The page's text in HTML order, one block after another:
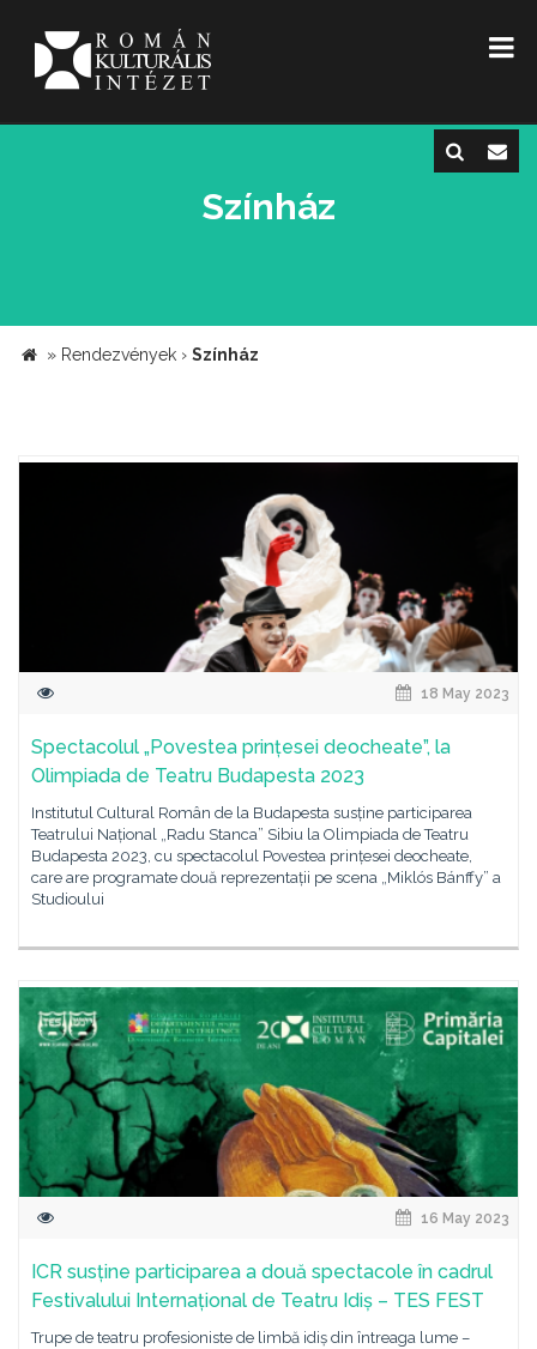
Színház
» Rendezvények › Színház
18 May 2023
Spectacolul „Povestea prințesei deocheate”, la
Olimpiada de Teatru Budapesta 2023
Institutul Cultural Român de la Budapesta susține participarea
Teatrului Național „Radu Stanca” Sibiu la Olimpiada de Teatru
Budapesta 2023, cu spectacolul Povestea prințesei deocheate,
care are programate două reprezentații pe scena „Miklós Bánffy” a
Studioului
16 May 2023
ICR susține participarea a două spectacole în cadrul
Festivalului Internațional de Teatru Idiș – TES FEST
Trupe de teatru profesioniste de limbă idiș din întreaga lume –